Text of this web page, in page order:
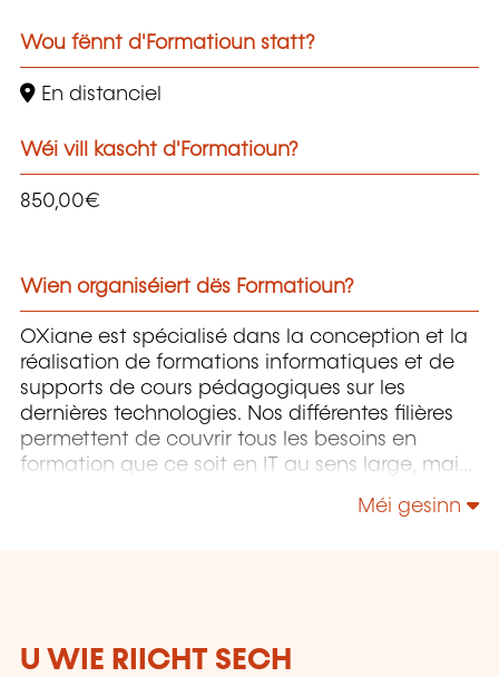
Wou fënnt d'Formatioun statt?
En distanciel
Wéi vill kascht d'Formatioun?
850,00€
Wien organiséiert dës Formatioun?
OXiane est spécialisé dans la conception et la
réalisation de formations informatiques et de
supports de cours pédagogiques sur les
dernières technologies. Nos différentes filières
permettent de couvrir tous les besoins en
formation que ce soit en IT au sens large, mais
Management, Communication & leadership.
Méi gesinn
U WIE RIICHT SECH